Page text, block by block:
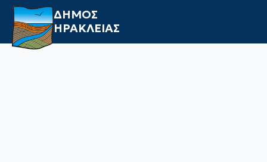
ΔΗΜΟΣ
ΗΡΑΚΛΕΙΑΣ